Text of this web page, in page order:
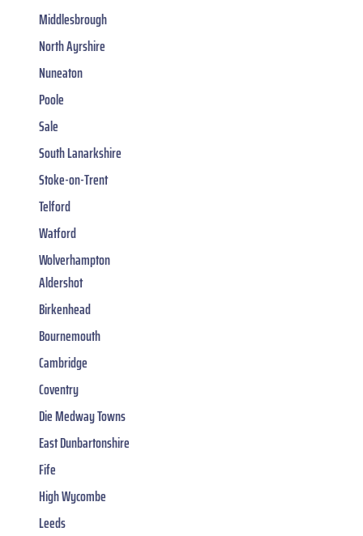
Middlesbrough
North Ayrshire
Nuneaton
Poole
Sale
South Lanarkshire
Stoke-on-Trent
Telford
Watford
Wolverhampton
Aldershot
Birkenhead
Bournemouth
Cambridge
Coventry
Die Medway Towns
East Dunbartonshire
Fife
High Wycombe
Leeds